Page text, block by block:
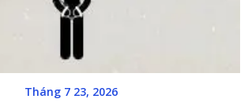
Tháng 7 23, 2026